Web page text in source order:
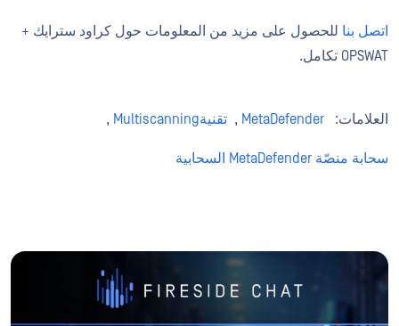
اتصل بنا للحصول على مزيد من المعلومات حول كراود سترايك +
OPSWAT تكامل.
العلامات: MetaDefender
, تقنيةMultiscanning ,
سحابة منصّة MetaDefender السحابية